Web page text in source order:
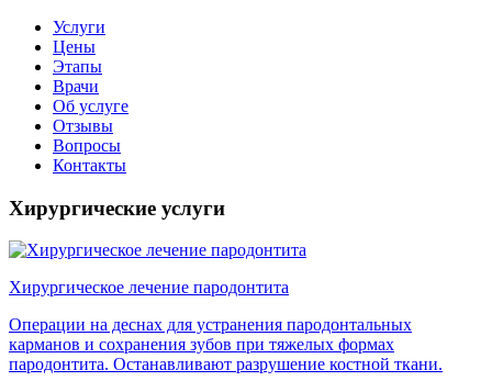
Услуги
Цены
Этапы
Врачи
Об услуге
Отзывы
Вопросы
Контакты
Хирургические услуги
Хирургическое лечение пародонтита
Операции на деснах для устранения пародонтальных
карманов и сохранения зубов при тяжелых формах
пародонтита. Останавливают разрушение костной ткани.